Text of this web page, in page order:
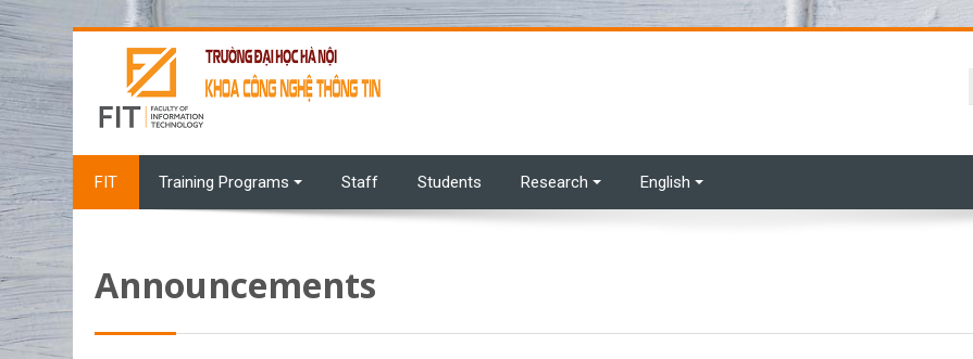
Skip to main content
FIT Training Programs Staff Students Research English
Announcements